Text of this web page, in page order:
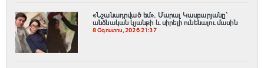
«Նշանադրված եմ». Մարալ Կասբարյանը՝
անձնական կյանքի և սիրելի ունենալու մասին
8 Օգոստոս, 2026 21:37